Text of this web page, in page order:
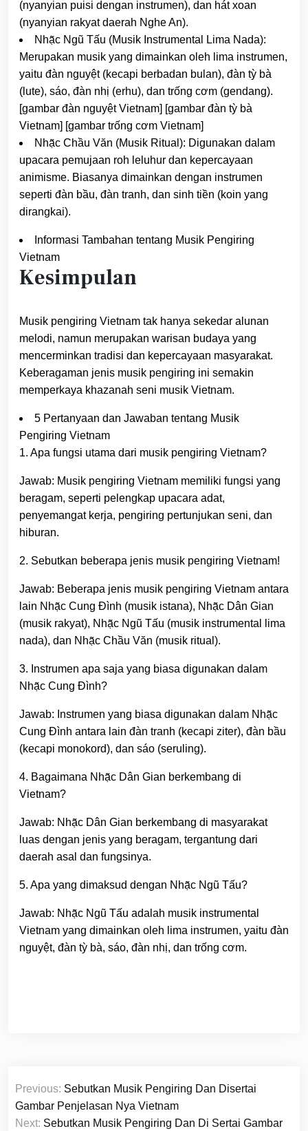
(nyanyian puisi dengan instrumen), dan hát xoan
(nyanyian rakyat daerah Nghe An).
Nhạ̃c Ngũ Tấu (Musik Instrumental Lima Nada):
Merupakan musik yang dimainkan oleh lima instrumen,
yaitu đàn nguyệt (kecapi berbadan bulan), đàn tỳ bà
(lute), sáo, đàn nhị (erhu), dan trống cơm (gendang).
[gambar đàn nguyệt Vietnam] [gambar đàn tỳ bà
Vietnam] [gambar trống cơm Vietnam]
Nhạ̃c Chầu Văn (Musik Ritual): Digunakan dalam
upacara pemujaan roh leluhur dan kepercayaan
animisme. Biasanya dimainkan dengan instrumen
seperti đàn bầu, đàn tranh, dan sinh tiền (koin yang
dirangkai).
Informasi Tambahan tentang Musik Pengiring
Vietnam
Kesimpulan
Musik pengiring Vietnam tak hanya sekedar alunan
melodi, namun merupakan warisan budaya yang
mencerminkan tradisi dan kepercayaan masyarakat.
Keberagaman jenis musik pengiring ini semakin
memperkaya khazanah seni musik Vietnam.
5 Pertanyaan dan Jawaban tentang Musik
Pengiring Vietnam
1. Apa fungsi utama dari musik pengiring Vietnam?
Jawab: Musik pengiring Vietnam memiliki fungsi yang
beragam, seperti pelengkap upacara adat,
penyemangat kerja, pengiring pertunjukan seni, dan
hiburan.
2. Sebutkan beberapa jenis musik pengiring Vietnam!
Jawab: Beberapa jenis musik pengiring Vietnam antara
lain Nhạ̃c Cung Đình (musik istana), Nhạ̃c Dân Gian
(musik rakyat), Nhạ̃c Ngũ Tấu (musik instrumental lima
nada), dan Nhạ̃c Chầu Văn (musik ritual).
3. Instrumen apa saja yang biasa digunakan dalam
Nhạ̃c Cung Đình?
Jawab: Instrumen yang biasa digunakan dalam Nhạ̃c
Cung Đình antara lain đàn tranh (kecapi ziter), đàn bầu
(kecapi monokord), dan sáo (seruling).
4. Bagaimana Nhạ̃c Dân Gian berkembang di
Vietnam?
Jawab: Nhạ̃c Dân Gian berkembang di masyarakat
luas dengan jenis yang beragam, tergantung dari
daerah asal dan fungsinya.
5. Apa yang dimaksud dengan Nhạ̃c Ngũ Tấu?
Jawab: Nhạ̃c Ngũ Tấu adalah musik instrumental
Vietnam yang dimainkan oleh lima instrumen, yaitu đàn
nguyệt, đàn tỳ bà, sáo, đàn nhị, dan trống cơm.
Navigasi
pos
Previous: Sebutkan Musik Pengiring Dan Disertai
Gambar Penjelasan Nya Vietnam
Next: Sebutkan Musik Pengiring Dan Di Sertai Gambar